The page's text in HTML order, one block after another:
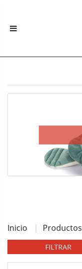
Inicio Productos
FILTRAR